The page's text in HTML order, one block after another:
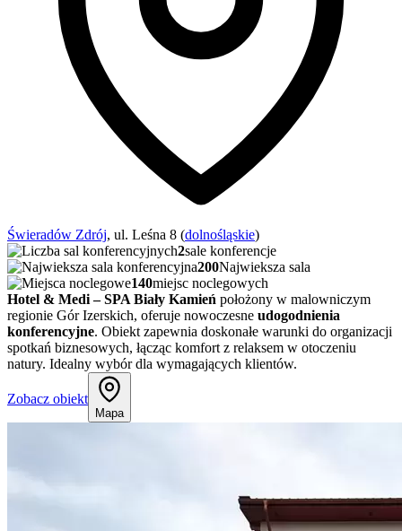
Świeradów Zdrój, ul. Leśna 8 (dolnośląskie)
2sale konferencje
200Najwieksza sala
140miejsc noclegowych
Hotel & Medi – SPA Biały Kamień położony w malowniczym
regionie Gór Izerskich, oferuje nowoczesne udogodnienia
konferencyjne. Obiekt zapewnia doskonałe warunki do organizacji
spotkań biznesowych, łącząc komfort z relaksem w otoczeniu
natury. Idealny wybór dla wymagających klientów.
Zobacz obiekt
Mapa